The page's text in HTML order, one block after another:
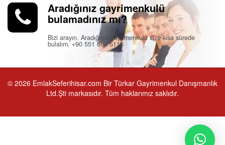
Aradığınız gayrimenkulü
bulamadınız mı?
Bizi arayın. Aradığınız gayrimenkulü size kısa sürede
bulalım. +90 551 664 5115
© 2026 EmlakSeferihisar.com Bir Türkar Gayrimenkul Danışmanlık
Ltd.Şti markasıdır. Tüm haklarımız saklıdır.